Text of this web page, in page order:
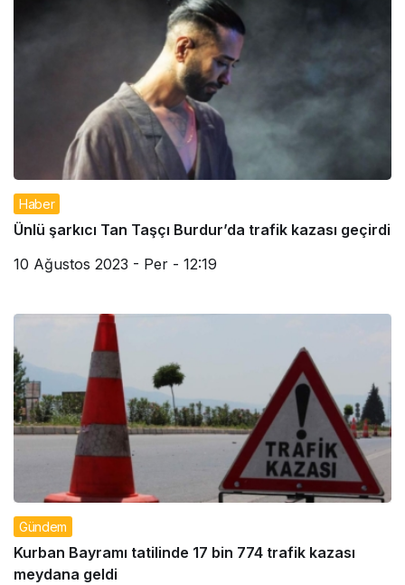
Haber
Ünlü şarkıcı Tan Taşçı Burdur’da trafik kazası geçirdi
10 Ağustos 2023 - Per - 12:19
Gündem
Kurban Bayramı tatilinde 17 bin 774 trafik kazası
meydana geldi